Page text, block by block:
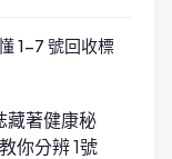
1-7 號回收標
藏著健康秘
你分辨 1號